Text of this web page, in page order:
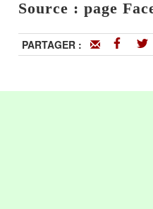
Source : page
PARTAGER :